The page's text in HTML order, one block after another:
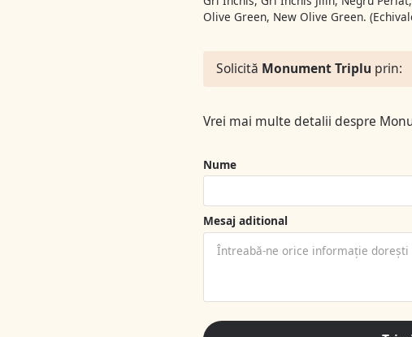
Olive Green, New Olive Green.
Solicită Monument Triplu prin:
Vrei mai multe detalii despre
Nume
Mesaj aditional